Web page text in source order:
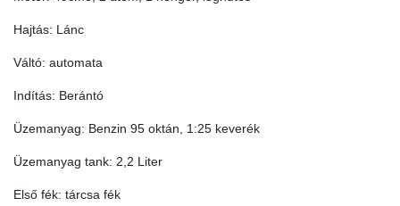
Hajtás: Lánc
Váltó: automata
Indítás: Berántó
Üzemanyag: Benzin 95 oktán, 1:25 keverék
Üzemanyag tank: 2,2 Liter
Első fék: tárcsa fék